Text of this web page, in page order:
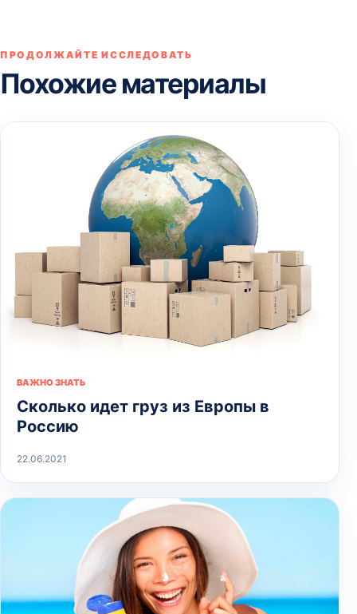
ПРОДОЛЖАЙТЕ ИССЛЕДОВАТЬ
Похожие материалы
ВАЖНО ЗНАТЬ
Сколько идет груз из Европы в
Россию
22.06.2021